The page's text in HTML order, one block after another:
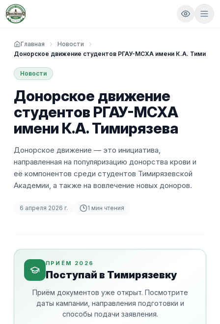
Главная
Новости
Донорское движение студентов РГАУ-МСХА имени К.А.
Новости
Донорское движение
студентов РГАУ-МСХА
имени К.А. Тимирязева
Донорское движение — это инициатива,
направленная на популяризацию донорства крови и
её компонентов среди студентов Тимирязевской
Академии, а также на вовлечение новых доноров.
6 апреля 2026 г. 1 мин чтения
ПРИЁМ 2026
Поступай в Тимирязевку
Приём документов уже открыт. Посмотрите
даты кампании, направления подготовки и
способы подачи заявления.